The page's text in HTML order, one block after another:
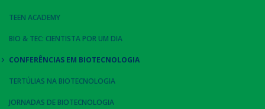
TEEN ACADEMY
BIO & TEC: CIENTISTA POR UM DIA
CONFERÊNCIAS EM BIOTECNOLOGIA
TERTÚLIAS NA BIOTECNOLOGIA
JORNADAS DE BIOTECNOLOGIA